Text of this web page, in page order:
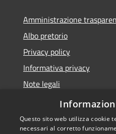
Amministrazione
Albo pretorio
Privacy policy
Informativa privacy
Note legali
Dichiarazione di
Questo sito web utilizza cookie
necessari al corretto